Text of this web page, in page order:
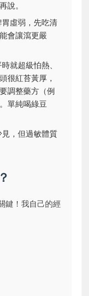
說。
虛弱，先吃清
會讓瀉更嚴
就超級怕熱、
很紅苔黃厚，
調整藥方（例
單純喝綠豆
，但過敏體質
鍵！我自己的經